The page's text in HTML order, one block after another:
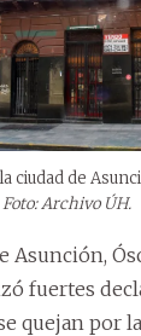
ciudad de
Foto: Archivo ÚH.
Asunción,
fuertes
quejan por